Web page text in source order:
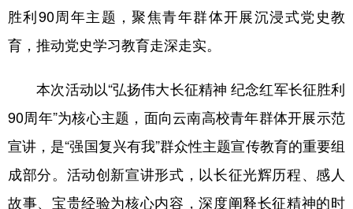
云南青年说 趣看文物
胜利90周年主题，聚焦青年群体开展沉浸式党史教
育，推动党史学习教育走深走实。
本次活动以“弘扬伟大长征精神 纪念红军长征胜利
90周年”为核心主题，面向云南高校青年群体开展示范
宣讲，是“强国复兴有我”群众性主题宣传教育的重要组
成部分。活动创新宣讲形式，以长征光辉历程、感人
故事、宝贵经验为核心内容，深度阐释长征精神的时